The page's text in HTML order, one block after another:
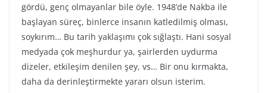
gördü, genç olmayanlar bile öyle. 1948’de Nakba ile
başlayan süreç, binlerce insanın katledilmiş olması,
soykırım… Bu tarih yaklaşımı çok sığlaştı. Hani sosyal
medyada çok meşhurdur ya, şairlerden uydurma
dizeler, etkileşim denilen şey, vs… Bir onu kırmakta,
daha da derinleştirmekte yararı olsun isterim.